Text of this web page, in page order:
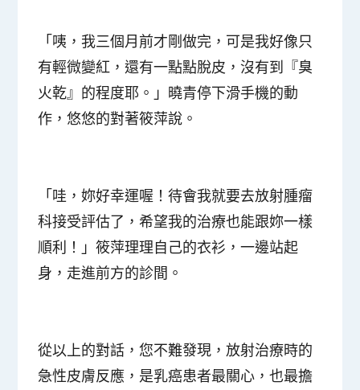
「咦，我三個月前才剛做完，可是我好像只
有輕微變紅，還有一點點脫皮，沒有到『臭
火乾』的程度耶。」曉青停下滑手機的動
作，悠悠的對著筱萍說。
「哇，妳好幸運喔！待會我就要去放射腫瘤
科接受評估了，希望我的治療也能跟妳一樣
順利！」筱萍理理自己的衣衫，一邊站起
身，走進前方的診間。
從以上的對話，您不難發現，放射治療時的
急性皮膚反應，是乳癌患者最關心，也最擔